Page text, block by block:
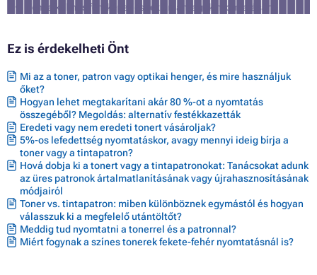
nem alkalmas fényképek és reklámanyagok nyomtatására
Ez is érdekelheti Önt
Mi az a toner, patron vagy optikai henger, és mire használjuk
őket?
Hogyan lehet megtakarítani akár 80 %-ot a nyomtatás
összegéből? Megoldás: alternatív festékkazetták
Eredeti vagy nem eredeti tonert vásároljak?
5%-os lefedettség nyomtatáskor, avagy mennyi ideig bírja a
toner vagy a tintapatron?
Hová dobja ki a tonert vagy a tintapatronokat: Tanácsokat adunk
az üres patronok ártalmatlanításának vagy újrahasznosításának
módjairól
Toner vs. tintapatron: miben különböznek egymástól és hogyan
válasszuk ki a megfelelő utántöltőt?
Meddig tud nyomtatni a tonerrel és a patronnal?
Miért fogynak a színes tonerek fekete-fehér nyomtatásnál is?